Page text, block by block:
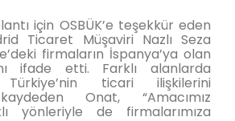
için OSBÜK’e teşekkür eden
Ticaret Müşaviri Nazlı Seza
firmaların İspanya’ya olan
ifade etti. Farklı alanlarda
ticari ilişkilerini
Onat, “Amacımız
yönleriyle de firmalarımıza